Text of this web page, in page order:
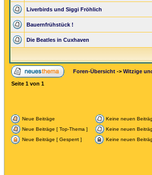
Liverbirds und Siggi Fröhlich
Bauernfrühstück !
Die Beatles in Cuxhaven
Foren-Übersicht -> Witzige
Seite 1 von 1
Neue Beiträge Keine neuen
Neue Beiträge [ Top-Thema ]
Keine neuen
Neue Beiträge [ Gesperrt ]
Keine neuen